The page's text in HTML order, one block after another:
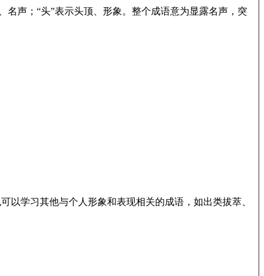
名声；“头”表示头顶、形象。整个成语意为显露名声，突
以学习其他与个人形象和表现相关的成语，如出类拔萃、